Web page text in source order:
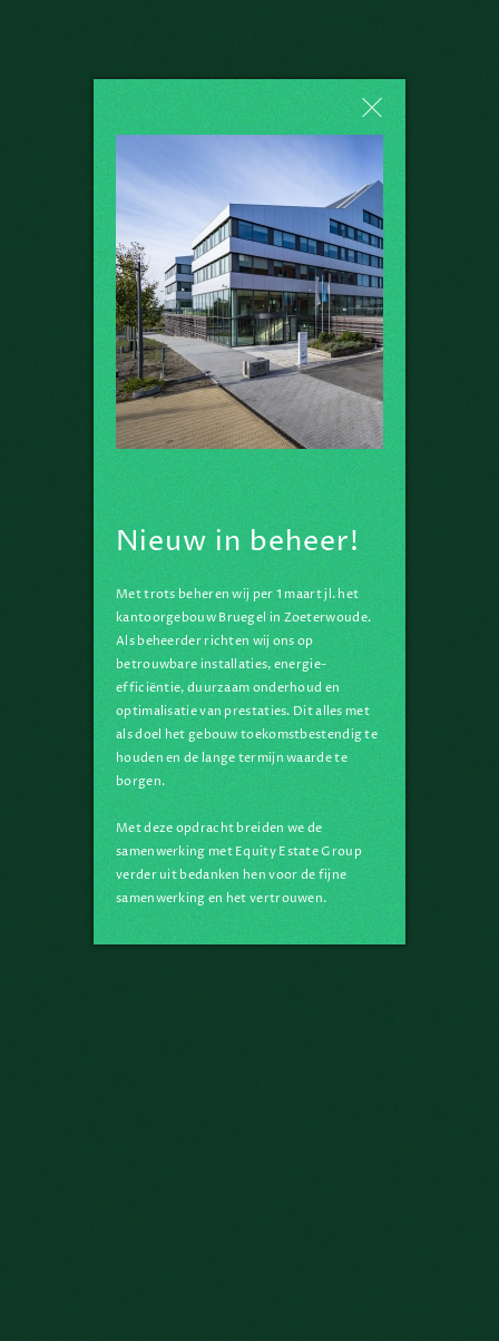
Nieuw in beheer!
Met trots beheren wij per 1 maart jl. het
kantoorgebouw Bruegel in Zoeterwoude.
Als beheerder richten wij ons op
betrouwbare installaties, energie-
efficiëntie, duurzaam onderhoud en
optimalisatie van prestaties. Dit alles met
als doel het gebouw toekomstbestendig te
houden en de lange termijn waarde te
borgen.
Met deze opdracht breiden we de
samenwerking met Equity Estate Group
verder uit bedanken hen voor de fijne
samenwerking en het vertrouwen.
" Buildings in
Al ruim 20 jaar zijn wij een
vastgoedbeheerder voor
kantoren, logistiek & retail en
doen dingen soms nét even
anders. Verspilling uit gebouwen
halen is een onderdeel van ons
dagelijks werk.